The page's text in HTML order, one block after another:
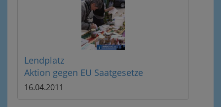
Lendplatz
Aktion gegen EU Saatgesetze
16.04.2011